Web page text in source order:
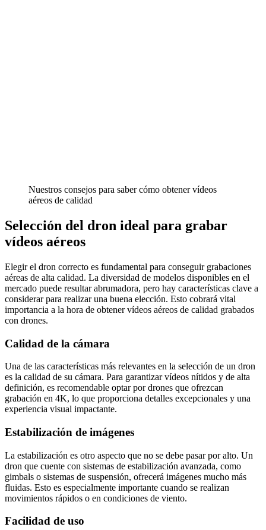
Nuestros consejos para saber cómo obtener vídeos
aéreos de calidad
Selección del dron ideal para grabar
vídeos aéreos
Elegir el dron correcto es fundamental para conseguir grabaciones
aéreas de alta calidad. La diversidad de modelos disponibles en el
mercado puede resultar abrumadora, pero hay características clave a
considerar para realizar una buena elección. Esto cobrará vital
importancia a la hora de obtener vídeos aéreos de calidad grabados
con drones.
Calidad de la cámara
Una de las características más relevantes en la selección de un dron
es la calidad de su cámara. Para garantizar vídeos nítidos y de alta
definición, es recomendable optar por drones que ofrezcan
grabación en 4K, lo que proporciona detalles excepcionales y una
experiencia visual impactante.
Estabilización de imágenes
La estabilización es otro aspecto que no se debe pasar por alto. Un
dron que cuente con sistemas de estabilización avanzada, como
gimbals o sistemas de suspensión, ofrecerá imágenes mucho más
fluidas. Esto es especialmente importante cuando se realizan
movimientos rápidos o en condiciones de viento.
Facilidad de uso